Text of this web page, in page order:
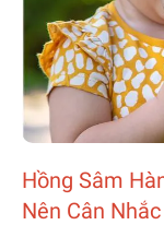
Hồng Sâm
Nên Cân